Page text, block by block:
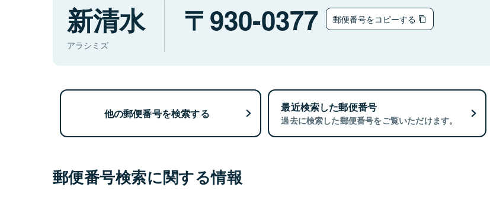
新清水
アラシミズ
930-0377 郵便番号をコピーする
他の郵便番号を検索する 最近検索した郵便番号
過去に検索した郵便番号をご覧いただけます。
郵便番号検索に関する情報